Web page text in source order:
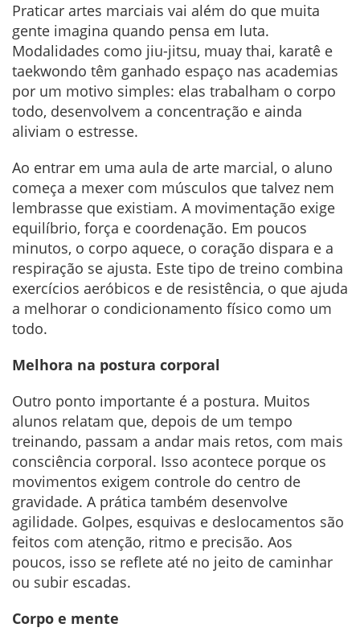
Praticar artes marciais vai além do que muita
gente imagina quando pensa em luta.
Modalidades como jiu-jitsu, muay thai, karatê e
taekwondo têm ganhado espaço nas academias
por um motivo simples: elas trabalham o corpo
todo, desenvolvem a concentração e ainda
aliviam o estresse.
Ao entrar em uma aula de arte marcial, o aluno
começa a mexer com músculos que talvez nem
lembrasse que existiam. A movimentação exige
equilíbrio, força e coordenação. Em poucos
minutos, o corpo aquece, o coração dispara e a
respiração se ajusta. Este tipo de treino combina
exercícios aeróbicos e de resistência, o que ajuda
a melhorar o condicionamento físico como um
todo.
Melhora na postura corporal
Outro ponto importante é a postura. Muitos
alunos relatam que, depois de um tempo
treinando, passam a andar mais retos, com mais
consciência corporal. Isso acontece porque os
movimentos exigem controle do centro de
gravidade. A prática também desenvolve
agilidade. Golpes, esquivas e deslocamentos são
feitos com atenção, ritmo e precisão. Aos
poucos, isso se reflete até no jeito de caminhar
ou subir escadas.
Corpo e mente